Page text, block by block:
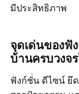
มีประสิทธิภาพ
จุดเด่นของฟั
บ้านครบวงจ
ฟังก์ชั่น ดีไซน์ ยึ